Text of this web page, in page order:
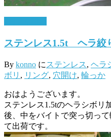
ステンレス1.5t ヘラ絞
By konno に ステンレス, ヘラ
ボリ , リング, 穴開け, 輪っか
おはようございます。
ステンレス1.5tのヘラシボリ
後、中をバイトで突っ切っ
て出荷です。